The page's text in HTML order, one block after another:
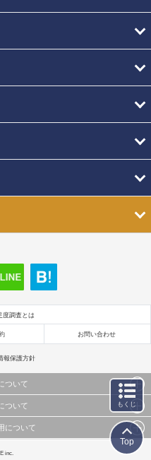
度調査とは
お問い合わせ
報保護方針
ついて
スト、画像データ等）及びこれらの配置・
の二次利用を行うことは固く禁じており
ついて
用者が提出された見解・感想です。
上でご覧ください。
について
せたコンテンツや広告の表示、ソーシャル
inc.
もくじ
Top